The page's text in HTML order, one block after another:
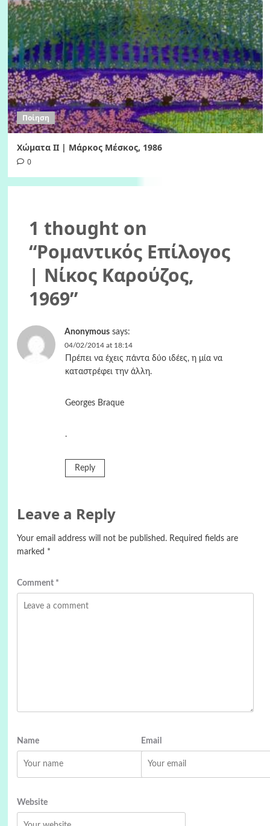
Ποίηση
Χώματα II | Μάρκος Μέσκος, 1986
0
1 thought on
“Ρομαντικός Επίλογος
| Νίκος Καρούζος,
1969”
Anonymous says:
04/02/2014 at 18:14
Πρέπει να έχεις πάντα δύο ιδέες, η μία να
καταστρέφει την άλλη.
Georges Braque
.
Reply
Leave a Reply
Your email address will not be published. Required fields are
marked *
Comment *
Name Email
Website